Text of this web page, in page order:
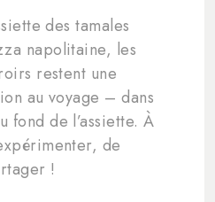
des tamales
napolitaine, les
restent une
au voyage – dans
fond de l’assiette. À
de
!